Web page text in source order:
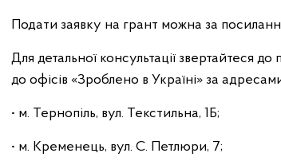
Подати заявку на грант можна за
Для детальної консультації звертайтеся
до офісів «Зроблено в Україні» за
• м. Тернопіль, вул. Текстильна, 1Б;
• м. Кременець, вул. С. Петлюри, 7;